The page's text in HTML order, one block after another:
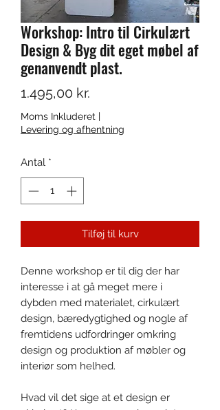
Workshop: Intro til Cirkulært
Design & Byg dit eget møbel af
genanvendt plast.
1.495,00 kr.
Moms Inkluderet |
Levering og afhentning
Antal *
Tilføj til kurv
Denne workshop er til dig der har
interesse i at gå meget mere i
dybden med materialet, cirkulært
design, bæredygtighed og nogle af
fremtidens udfordringer omkring
design og produktion af møbler og
interiør som helhed.
Hvad vil det sige at et design er